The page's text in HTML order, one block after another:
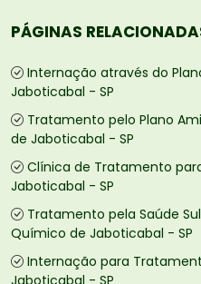
PÁGINAS
Internação através do
Jaboticabal - SP
Tratamento pelo Plano
de Jaboticabal - SP
Clínica de Tratamento
Jaboticabal - SP
Tratamento pela Saúde
Químico de Jaboticabal - SP
Internação para